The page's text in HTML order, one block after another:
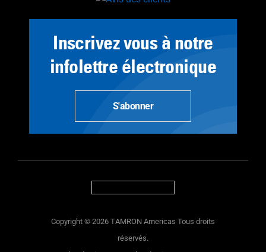
Inscrivez vous à notre
infolettre électronique
S'abonner
Copyright © 2026 TAMRON Americas Tous droits
réservés.